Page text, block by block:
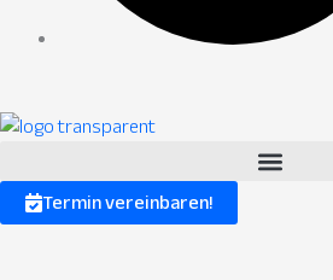
Termin vereinbaren!